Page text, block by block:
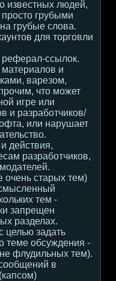
известных людей,
грубыми
грубые слова.
для торговли
ссылок.
и
варезом,
что может
игре или
и разработчиков/
или нарушает
действия,
разработчиков,
очень старых тем)
тем -
запрещен
разделах.
целью задать
теме обсуждения -
флудильных тем).
в